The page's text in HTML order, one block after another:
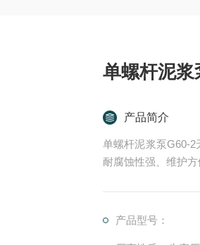
单螺杆泥浆
产品简介
单螺杆泥浆泵G60-2
耐腐蚀性强、维护
产品型号：